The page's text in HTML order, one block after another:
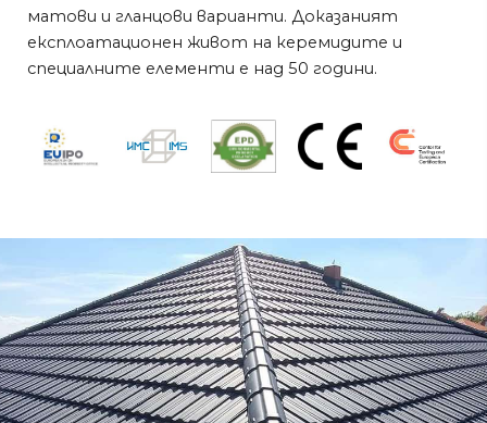
матови и гланцови варианти. Доказаният
експлоатационен живот на керемидите и
специалните елементи е над 50 години.